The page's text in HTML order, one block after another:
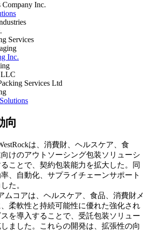
Company Inc.
Services
Inc.
Services Ltd
向
は、消費財、ヘルスケア、食
けのアウトソーシング包装ソリューシ
ことで、契約包装能力を拡大した。同
、自動化、サプライチェーンサポート
た。
ムコアは、ヘルスケア、食品、消費財メ
柔軟性と持続可能性に優れた強化され
を導入することで、受託包装ソリュー
ました。これらの開発は、拡張性の向